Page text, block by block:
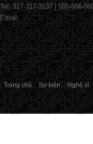
Tel: 317-317-3137 | 555-666-
Email:
Trang chủ Sự kiện Nghệ sĩ